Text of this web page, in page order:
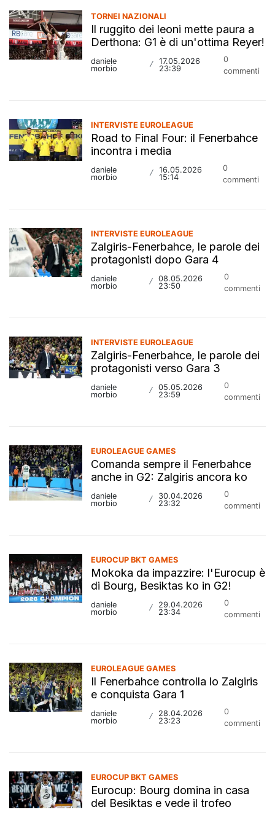
TORNEI NAZIONALI
Il ruggito dei leoni mette paura a
Derthona: G1 è di un'ottima Reyer!
daniele
morbio
/
17.05.2026
23:39
0
commenti
INTERVISTE EUROLEAGUE
Road to Final Four: il Fenerbahce
incontra i media
daniele
morbio
/
16.05.2026
15:14
0
commenti
INTERVISTE EUROLEAGUE
Zalgiris-Fenerbahce, le parole dei
protagonisti dopo Gara 4
daniele
morbio
/ 08.05.2026
23:50
0
commenti
INTERVISTE EUROLEAGUE
Zalgiris-Fenerbahce, le parole dei
protagonisti verso Gara 3
daniele
morbio
/ 05.05.2026
23:59
0
commenti
EUROLEAGUE GAMES
Comanda sempre il Fenerbahce
anche in G2: Zalgiris ancora ko
daniele
morbio
/
30.04.2026
23:32
0
commenti
EUROCUP BKT GAMES
Mokoka da impazzire: l'Eurocup è
di Bourg, Besiktas ko in G2!
daniele
morbio
/
29.04.2026
23:34
0
commenti
EUROLEAGUE GAMES
Il Fenerbahce controlla lo Zalgiris
e conquista Gara 1
daniele
morbio
/
28.04.2026
23:23
0
commenti
EUROCUP BKT GAMES
Eurocup: Bourg domina in casa
del Besiktas e vede il trofeo